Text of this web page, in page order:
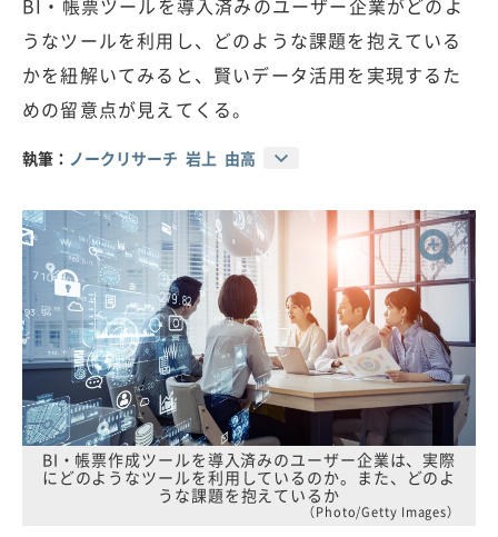
BI・帳票ツールを導入済みのユーザー企業がどのよ
うなツールを利用し、どのような課題を抱えている
かを紐解いてみると、賢いデータ活用を実現するた
めの留意点が見えてくる。
執筆： ノークリサーチ 岩上 由高
BI・帳票作成ツールを導入済みのユーザー企業は、実際
にどのようなツールを利用しているのか。また、どのよ
うな課題を抱えているか
（Photo/Getty Images）